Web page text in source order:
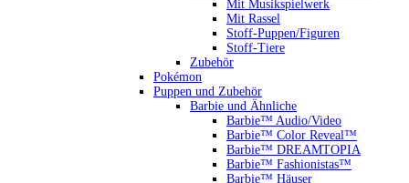
Mit Musikspielwerk
Mit Rassel
Stoff-Puppen/Figuren
Stoff-Tiere
Zubehör
Pokémon
Puppen und Zubehör
Barbie und Ähnliche
Barbie™ Audio/Video
Barbie™ Color Reveal™
Barbie™ DREAMTOPIA
Barbie™ Fashionistas™
Barbie™ Häuser